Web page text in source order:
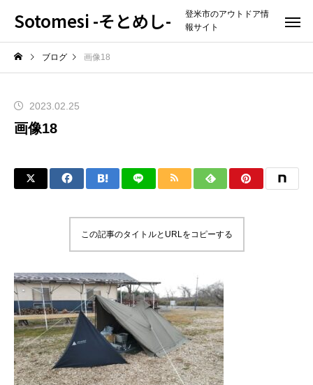
Sotomesi -そとめし-
登米市のアウトドア情
報サイト
ブログ 画像18
2023.02.25
画像18
この記事のタイトルとURLをコピーする